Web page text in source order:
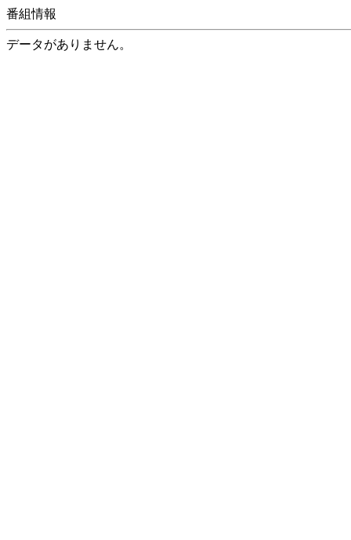
番組情報
データがありません。